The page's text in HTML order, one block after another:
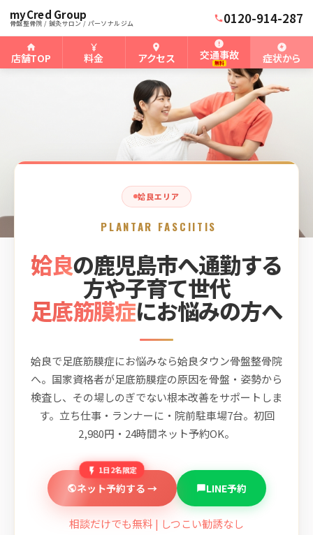
myCred Group
骨盤整骨院 / 鍼灸サロン / パーソナルジム 0120-914-287
店舗TOP 料金 アクセス 交通事故
無料 症状から
ホーム › 姶良タウン骨盤整骨院 姶良の足底筋膜症
姶良エリア
PLANTAR FASCIITIS
姶良の鹿児島市へ通勤する
方や子育て世代
足底筋膜症にお悩みの方へ
姶良で足底筋膜症にお悩みなら姶良タウン骨盤整骨院
へ。国家資格者が足底筋膜症の原因を骨盤・姿勢から
検査し、その場しのぎでない根本改善をサポートしま
す。立ち仕事・ランナーに・院前駐車場7台。初回
2,980円・24時間ネット予約OK。
1日2名限定
ネット予約する → LINE予約
相談だけでも無料 | しつこい勧誘なし